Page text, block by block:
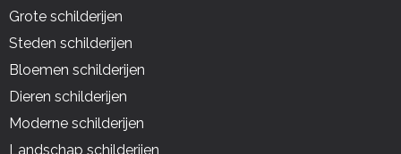
Grote schilderijen
Steden schilderijen
Bloemen schilderijen
Dieren schilderijen
Moderne schilderijen
Landschap schilderijen